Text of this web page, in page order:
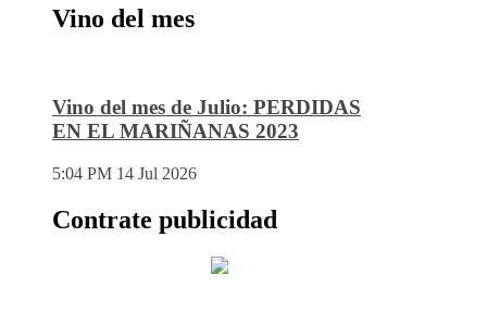
Vino del mes
Vino del mes de Julio: PERDIDAS
EN EL MARIÑANAS 2023
5:04 PM 14 Jul 2026
Contrate publicidad